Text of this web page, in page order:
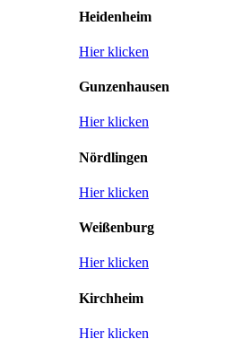
Heidenheim
Hier klicken
Gunzenhausen
Hier klicken
Nördlingen
Hier klicken
Weißenburg
Hier klicken
Kirchheim
Hier klicken